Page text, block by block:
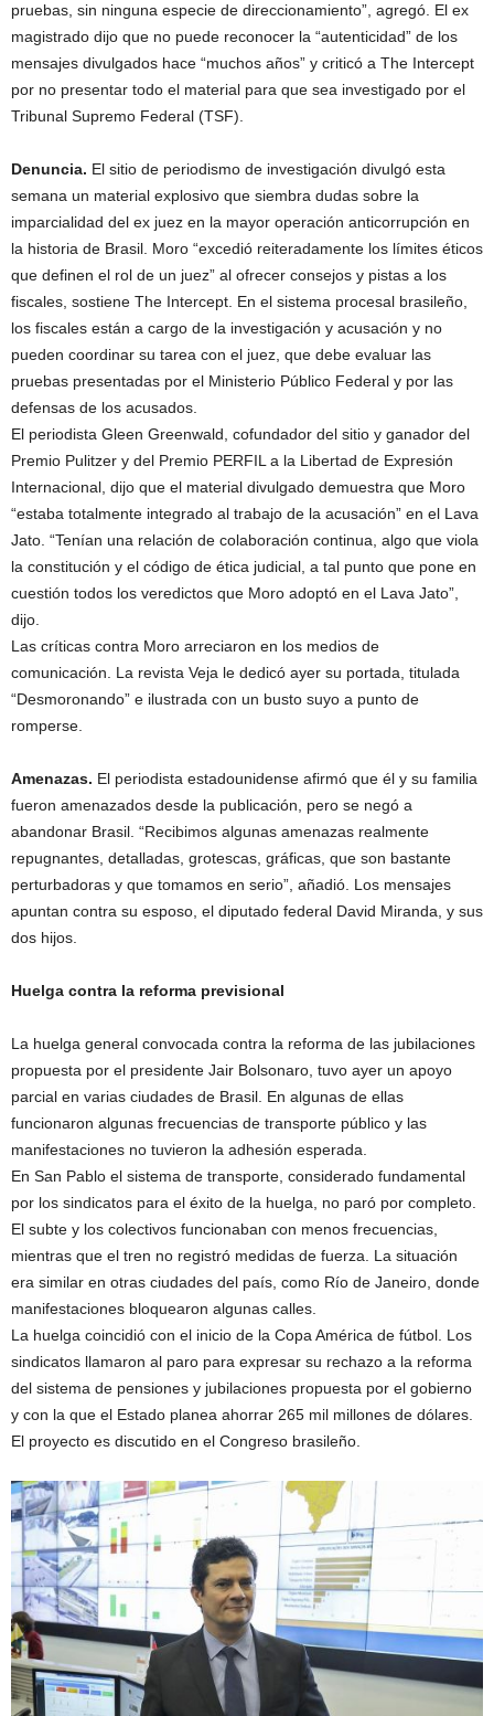
pruebas, sin ninguna especie de direccionamiento”, agregó. El ex
magistrado dijo que no puede reconocer la “autenticidad” de los
mensajes divulgados hace “muchos años” y criticó a The Intercept
por no presentar todo el material para que sea investigado por el
Tribunal Supremo Federal (TSF).
Denuncia. El sitio de periodismo de investigación divulgó esta
semana un material explosivo que siembra dudas sobre la
imparcialidad del ex juez en la mayor operación anticorrupción en
la historia de Brasil. Moro “excedió reiteradamente los límites éticos
que definen el rol de un juez” al ofrecer consejos y pistas a los
fiscales, sostiene The Intercept. En el sistema procesal brasileño,
los fiscales están a cargo de la investigación y acusación y no
pueden coordinar su tarea con el juez, que debe evaluar las
pruebas presentadas por el Ministerio Público Federal y por las
defensas de los acusados.
El periodista Gleen Greenwald, cofundador del sitio y ganador del
Premio Pulitzer y del Premio PERFIL a la Libertad de Expresión
Internacional, dijo que el material divulgado demuestra que Moro
“estaba totalmente integrado al trabajo de la acusación” en el Lava
Jato. “Tenían una relación de colaboración continua, algo que viola
la constitución y el código de ética judicial, a tal punto que pone en
cuestión todos los veredictos que Moro adoptó en el Lava Jato”,
dijo.
Las críticas contra Moro arreciaron en los medios de
comunicación. La revista Veja le dedicó ayer su portada, titulada
“Desmoronando” e ilustrada con un busto suyo a punto de
romperse.
Amenazas. El periodista estadounidense afirmó que él y su familia
fueron amenazados desde la publicación, pero se negó a
abandonar Brasil. “Recibimos algunas amenazas realmente
repugnantes, detalladas, grotescas, gráficas, que son bastante
perturbadoras y que tomamos en serio”, añadió. Los mensajes
apuntan contra su esposo, el diputado federal David Miranda, y sus
dos hijos.
Huelga contra la reforma previsional
La huelga general convocada contra la reforma de las jubilaciones
propuesta por el presidente Jair Bolsonaro, tuvo ayer un apoyo
parcial en varias ciudades de Brasil. En algunas de ellas
funcionaron algunas frecuencias de transporte público y las
manifestaciones no tuvieron la adhesión esperada.
En San Pablo el sistema de transporte, considerado fundamental
por los sindicatos para el éxito de la huelga, no paró por completo.
El subte y los colectivos funcionaban con menos frecuencias,
mientras que el tren no registró medidas de fuerza. La situación
era similar en otras ciudades del país, como Río de Janeiro, donde
manifestaciones bloquearon algunas calles.
La huelga coincidió con el inicio de la Copa América de fútbol. Los
sindicatos llamaron al paro para expresar su rechazo a la reforma
del sistema de pensiones y jubilaciones propuesta por el gobierno
y con la que el Estado planea ahorrar 265 mil millones de dólares.
El proyecto es discutido en el Congreso brasileño.